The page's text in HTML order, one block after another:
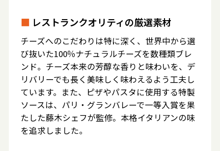
■ レストランクオリティの厳選素材
チーズへのこだわりは特に深く、世界中から選
び抜いた100％ナチュラルチーズを数種類ブレ
ンド。チーズ本来の芳醇な香りと味わいを、デ
リバリーでも長く美味しく味わえるよう工夫し
ています。また、ピザやパスタに使用する特製
ソースは、パリ・グランバレーで一等入賞を果
たした藤木シェフが監修。本格イタリアンの味
を追求しました。